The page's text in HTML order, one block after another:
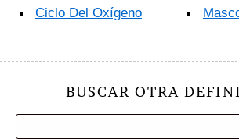
Ciclo Del Oxígeno
BUSCAR OTRA